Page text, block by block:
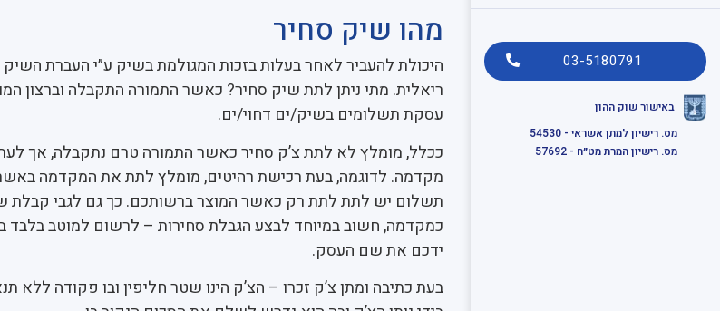
03-5180791
באישור שוק ההון
מס. רישיון למתן אשראי - 54530
מס. רישיון המרת מט״ח - 57692
מהו שיק סחיר
היכולת להעביר לאחר בעלות בזכות המגולמת בשיק ע״י העברת
ריאלית. מתי ניתן לתת שיק סחיר? כאשר התמורה התקבלה וברצון
עסקת תשלומים בשיק/ים דחוי/ים.
ככלל, מומלץ לא לתת צ’ק סחיר כאשר התמורה טרם נתקבלה, אך
מקדמה. לדוגמה, בעת רכישת רהיטים, מומלץ לתת את המקדמה
תשלום יש לתת לתת רק כאשר המוצר ברשותכם. כך גם לגבי קבלת
כמקדמה, חשוב במיוחד לבצע הגבלת סחירות – לרשום למוטב בלבד
ידכם את שם העסק.
בעת כתיבה ומתן צ’ק זכרו – הצ’ק הינו שטר חליפין ובו פקודה ללא